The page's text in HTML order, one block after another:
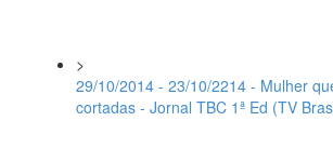
>
29/10/2014 - 23/10/2214 - Mulher
cortadas - Jornal TBC 1ª Ed (TV